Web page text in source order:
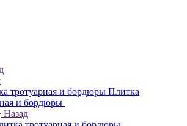
Плитка
и бордюры
Назад